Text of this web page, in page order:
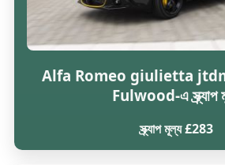
Alfa Romeo giulietta
Fulwood-এ স্ক্র্যাপ
স্ক্র্যাপ মূল্য £283